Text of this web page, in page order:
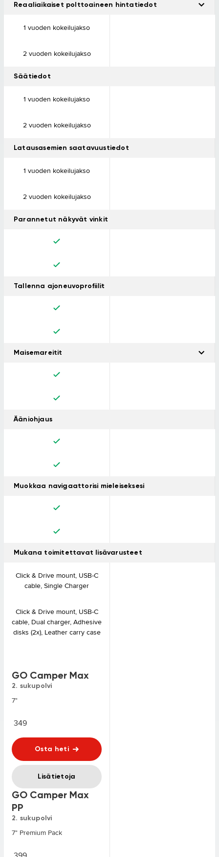
Reaaliaikaiset polttoaineen hintatiedot
polttoainehinnat. Vertaile helposti ja löydä paras vaihtoehto.
1 vuoden kokeilujakso
2 vuoden kokeilujakso
Säätiedot
1 vuoden kokeilujakso
2 vuoden kokeilujakso
Latausasemien saatavuustiedot
1 vuoden kokeilujakso
2 vuoden kokeilujakso
Parannetut näkyvät vinkit
Tallenna ajoneuvoprofiilit
Maisemareitit
välttää tylsät suorat. Valitse reitin mutkaisuus ja mäkisyys, jos
Ääniohjaus
Muokkaa navigaattorisi mieleiseksesi
Mukana toimitettavat lisävarusteet
Click & Drive mount, USB-C
cable, Single Charger
Click & Drive mount, USB-C
cable, Dual charger, Adhesive
disks (2x), Leather carry case
GO Camper Max
2. sukupolvi
7"
349
Osta heti
Lisätietoja
GO Camper Max
PP
2. sukupolvi
7" Premium Pack